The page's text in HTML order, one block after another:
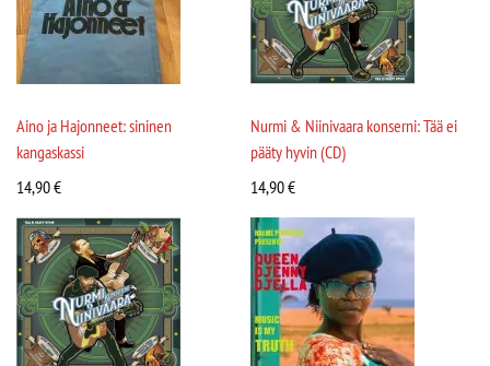
Aino ja Hajonneet: sininen
kangaskassi
14,90€
Nurmi & Niinivaara konserni: Tää ei
pääty hyvin (CD)
14,90€